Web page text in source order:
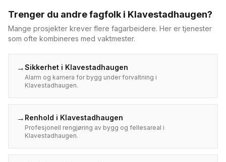
Trenger du andre fagfolk i Klavestadhaugen?
Mange prosjekter krever flere fagarbeidere. Her er tjenester
som ofte kombineres med vaktmester.
→Sikkerhet i Klavestadhaugen
Alarm og kamera for bygg under forvaltning i
Klavestadhaugen.
→ Renhold i Klavestadhaugen
Profesjonell rengjøring av bygg og fellesareal i
Klavestadhaugen.